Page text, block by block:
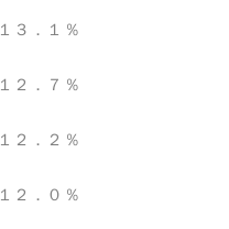
１３．１％
１２．７％
１２．２％
１２．０％